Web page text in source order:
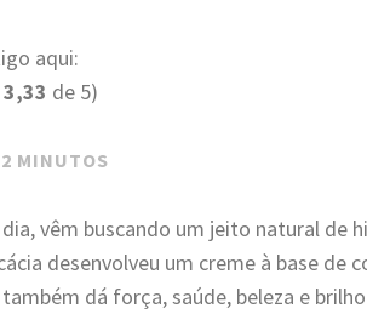
aqui:
3,33 de 5)
2 MINUTOS
vêm buscando um jeito natural de
desenvolveu um creme à base de
dá força, saúde, beleza e